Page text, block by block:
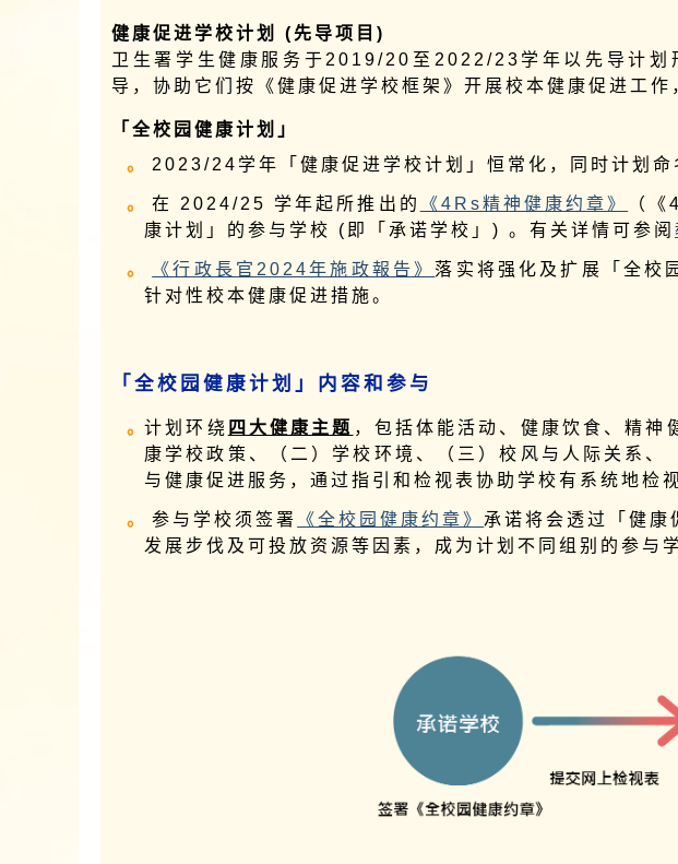
健康促进学校计划 (先导项目)
卫生署学生健康服务于2019/20至2022/23学年以先导计划
导，协助它们按《健康促进学校框架》开展校本健康促进工
「全校园健康计划」
2023/24学年「健康促进学校计划」恒常化，同时计划
在 2024/25 学年起所推出的 《4Rs精神健康约章》
（
康计划」的参与学校 (即「承诺学校」) 。有关详情可参阅
《行政長官2024年施政報告》 落实将强化及扩展「全校
针对性校本健康促进措施。
「全校园健康计划」内容和参与
计划环绕 四大健康主题 ，包括体能活动、健康饮食、精神
康学校政策、（二）学校环境、（三）校风与人际关系
与健康促进服务，通过指引和检视表协助学校有系统地检
参与学校须签署 《全校园健康约章》 承诺将会透过「健康
发展步伐及可投放资源等因素，成为计划不同组别的参与